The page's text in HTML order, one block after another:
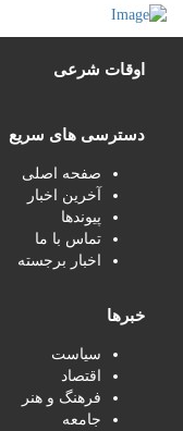
اوقات شرعی
دسترسی های سریع
صفحه اصلی
آخرین اخبار
پیوندها
تماس با ما
اخبار برجسته
خبرها
سیاست
اقتصاد
فرهنگ و هنر
جامعه